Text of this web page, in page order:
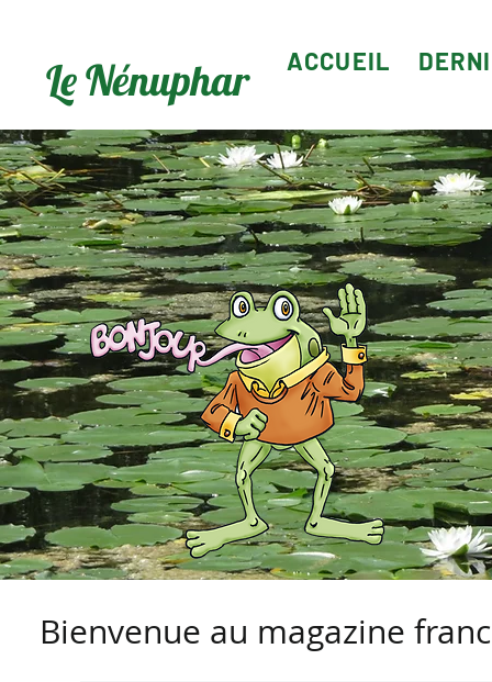
Le Nénuphar ACCUEIL
Bienvenue au magazine